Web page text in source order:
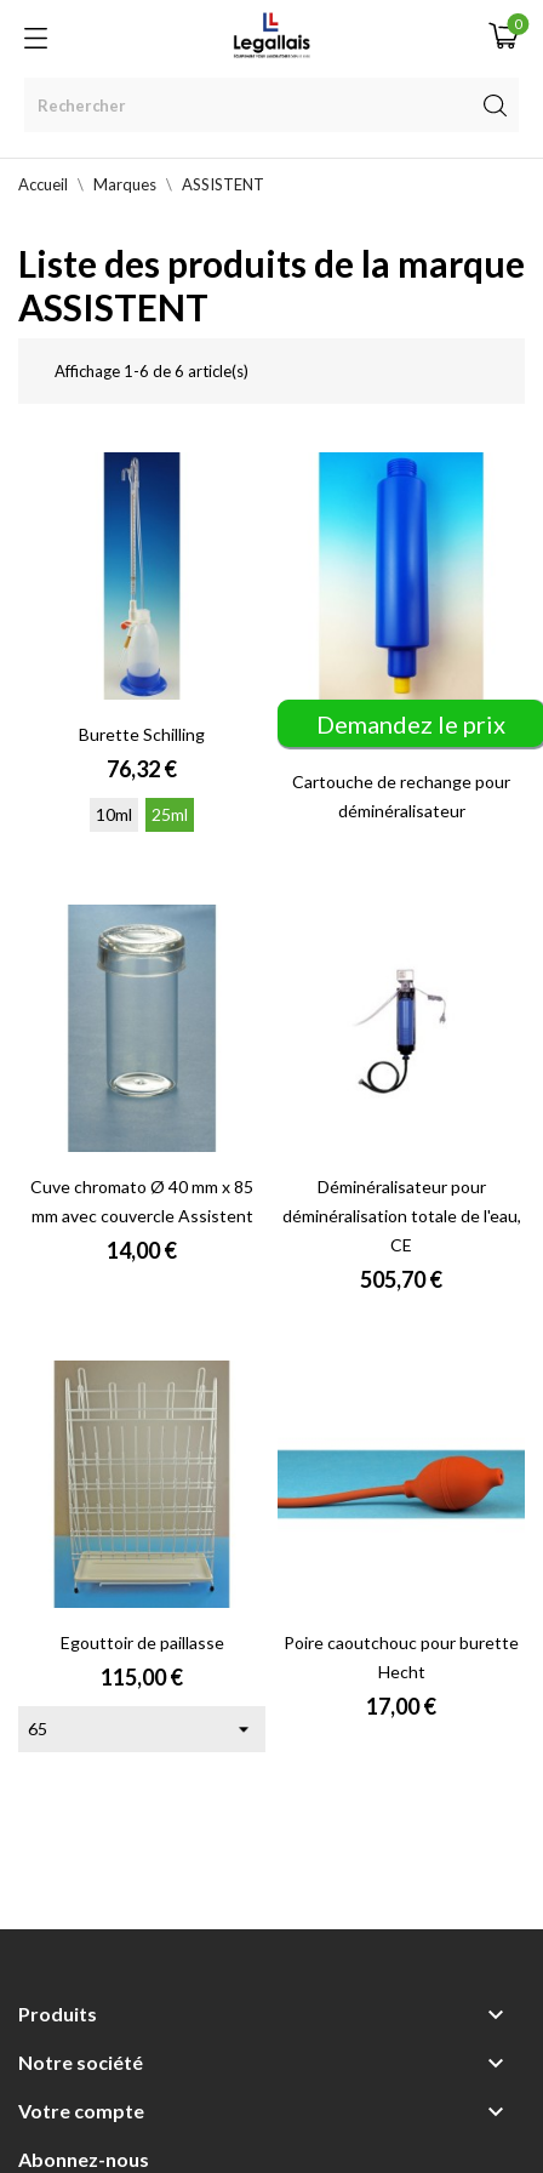
0
Accueil Marques ASSISTENT
Liste des produits de la marque
ASSISTENT
Affichage 1-6 de 6 article(s)
Burette Schilling
Prix
76,32 €
10ml 25ml
Demandez le prix
Cartouche de rechange pour
déminéralisateur
Cuve chromato Ø 40 mm x 85
mm avec couvercle Assistent
Prix
14,00 €
Déminéralisateur pour
déminéralisation totale de l'eau,
CE
Prix
505,70 €
Egouttoir de paillasse
Prix
115,00 €
Poire caoutchouc pour burette
Hecht
Prix
17,00 €
Produits 
Notre société 
Votre compte 
Abonnez-nous